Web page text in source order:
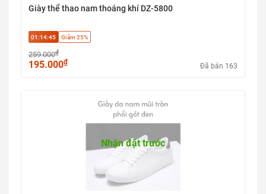
Giày thể thao nam thoáng khí DZ-5800
01:14:44 Giảm 25%
259.000₫
195.000₫ Đã bán 163
Nhận đặt trước